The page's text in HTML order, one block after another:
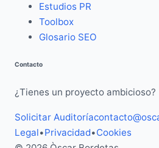
Estudios PR
Toolbox
Glosario SEO
Contacto
¿Tienes un proyecto ambicioso?
Solicitar Auditoría
Legal•Privacidad•Cookies